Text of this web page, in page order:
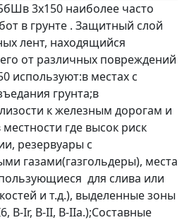
3х150 наиболее часто
в грунте . Защитный слой
лент, находящийся
от различных повреждений
используют:в местах с
грунта;в
к железным дорогам и
где высок риск
резервуары с
газами(газгольдеры), места
для слива или
и т.д.), выделенные зоны
B-Ir, B-II, В-IIа.);Составные